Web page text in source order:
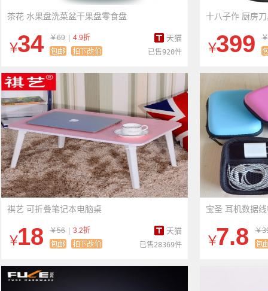
茶花 水果盘洗菜盆干果盘零食盘
￥34 天猫
￥69
4.9折
已售920件
十八子作 厨房
￥399
祺艺 可折叠笔记本电脑桌
￥18 天猫
￥56
3.2折
已售28369件
宝圣 耳机数据
￥7.8 ￥